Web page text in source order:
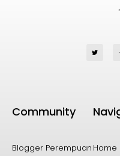
Community
Blogger Perempuan Home